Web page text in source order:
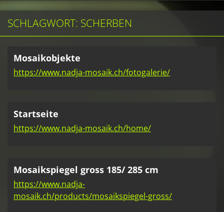
SCHLAGWORT: SCHERBEN
Mosaikobjekte
https://www.nadja-mosaik.ch/fotogalerie/
Startseite
https://www.nadja-mosaik.ch/home/
Mosaikspiegel gross 185/ 285 cm
https://www.nadja-
mosaik.ch/products/mosaikspiegel-gross/